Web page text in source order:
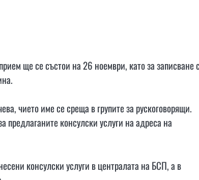
ще се състои на 26 ноември, като за записване
чието име се среща в групите за рускоговорящи.
консулски услуги на адреса на
консулски услуги в централата на БСП, а в